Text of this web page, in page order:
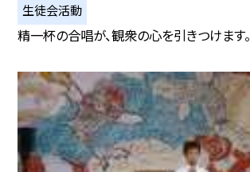
生徒会活動
精一杯の合唱が、観衆の心を引きつけます。